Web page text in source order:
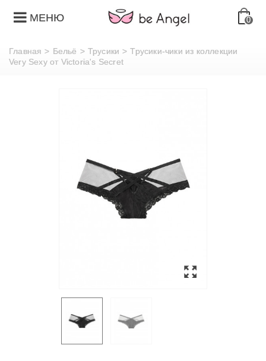
МЕНЮ 0
Главная > Бельё > Трусики > Трусики-чики из коллекции
Very Sexy от Victoria's Secret